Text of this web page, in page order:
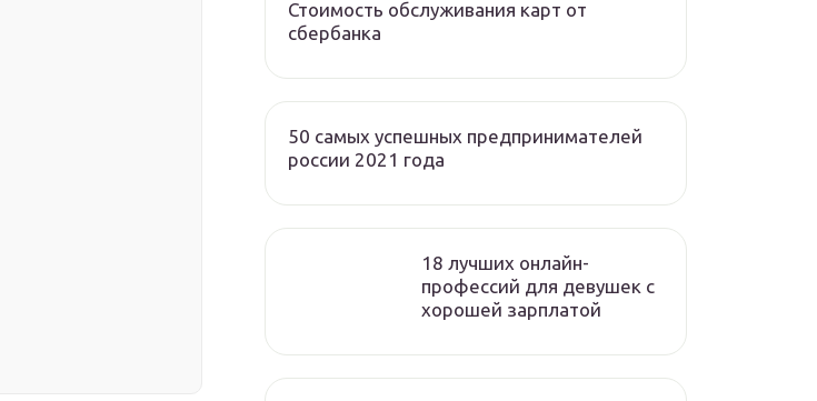
Стоимость обслуживания карт от
сбербанка
50 самых успешных предпринимателей
россии 2021 года
18 лучших онлайн-
профессий для девушек с
хорошей зарплатой